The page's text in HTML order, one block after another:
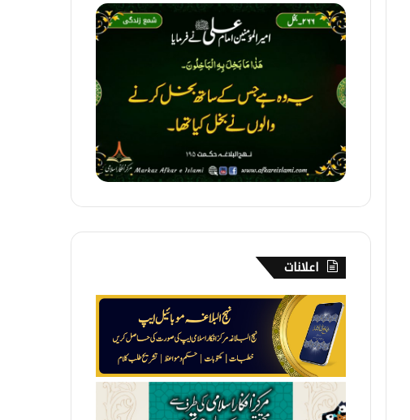
2
6
6
۔
ب
خ
ل
اعلانات